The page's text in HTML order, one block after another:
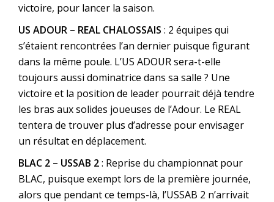
victoire, pour lancer la saison.
US ADOUR – REAL CHALOSSAIS : 2 équipes qui
s’étaient rencontrées l’an dernier puisque figurant
dans la même poule. L’US ADOUR sera-t-elle
toujours aussi dominatrice dans sa salle ? Une
victoire et la position de leader pourrait déjà tendre
les bras aux solides joueuses de l’Adour. Le REAL
tentera de trouver plus d’adresse pour envisager
un résultat en déplacement.
BLAC 2 – USSAB 2: Reprise du championnat pour
BLAC, puisque exempt lors de la première journée,
alors que pendant ce temps-là, l’USSAB 2 n’arrivait